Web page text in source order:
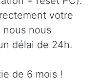
votre
nous
délai de 24h.
de 6 mois !